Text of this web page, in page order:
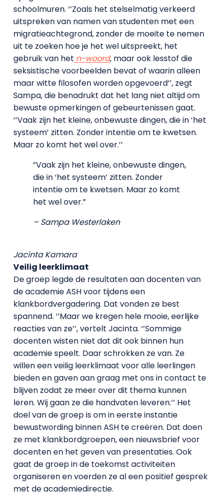
schoolmuren. ‘’Zoals het stelselmatig verkeerd
uitspreken van namen van studenten met een
migratieachtegrond, zonder de moeite te nemen
uit te zoeken hoe je het wel uitspreekt, het
gebruik van het n-woord, maar ook lesstof die
seksistische voorbeelden bevat of waarin alleen
maar witte filosofen worden opgevoerd’’, zegt
Sampa, die benadrukt dat het lang niet altijd om
bewuste opmerkingen of gebeurtenissen gaat.
‘’Vaak zijn het kleine, onbewuste dingen, die in ‘het
systeem’ zitten. Zonder intentie om te kwetsen.
Maar zo komt het wel over.’’
”Vaak zijn het kleine, onbewuste dingen,
die in ‘het systeem’ zitten. Zonder
intentie om te kwetsen. Maar zo komt
het wel over.”
– Sampa Westerlaken
Jacinta Kamara
Veilig leerklimaat
De groep legde de resultaten aan docenten van
de academie ASH voor tijdens een
klankbordvergadering. Dat vonden ze best
spannend. ‘’Maar we kregen hele mooie, eerlijke
reacties van ze’’, vertelt Jacinta. ‘’Sommige
docenten wisten niet dat dit ook binnen hun
academie speelt. Daar schrokken ze van. Ze
willen een veilig leerklimaat voor alle leerlingen
bieden en gaven aan graag met ons in contact te
blijven zodat ze meer over dit thema kunnen
leren. Wij gaan ze die handvaten leveren.’’ Het
doel van de groep is om in eerste instantie
bewustwording binnen ASH te creëren. Dat doen
ze met klankbordgroepen, een nieuwsbrief voor
docenten en het geven van presentaties. Ook
gaat de groep in de toekomst activiteiten
organiseren en voerden ze al een positief gesprek
met de academiedirectie.